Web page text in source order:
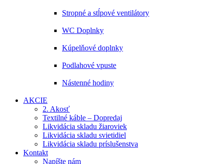
Stropné a stĺpové ventilátory
WC Doplnky
Kúpelňové doplnky
Podlahové vpuste
Nástenné hodiny
AKCIE
2. Akosť
Textilné káble – Dopredaj
Likvidácia skladu žiaroviek
Likvidácia skladu svietidiel
Likvidácia skladu príslušenstva
Kontakt
Napíšte nám